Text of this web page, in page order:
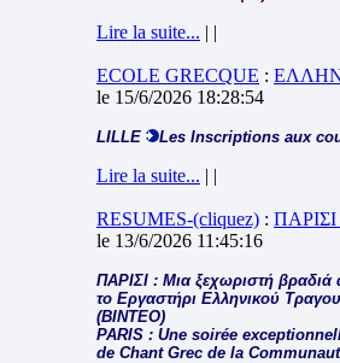
Lire la suite... | |
ECOLE GRECQUE :
le 15/6/2026 18:28:54
LILLE Les Inscriptions aux
Lire la suite... | |
RESUMES-(cliquez) : ΠΑΡΙΣΙ
le 13/6/2026 11:45:16
ΠΑΡΙΣΙ : Μια ξεχωριστή βραδιά
το Εργαστήρι Ελληνικού
(ΒΙΝΤΕΟ)
PARIS : Une soirée
de Chant Grec de la